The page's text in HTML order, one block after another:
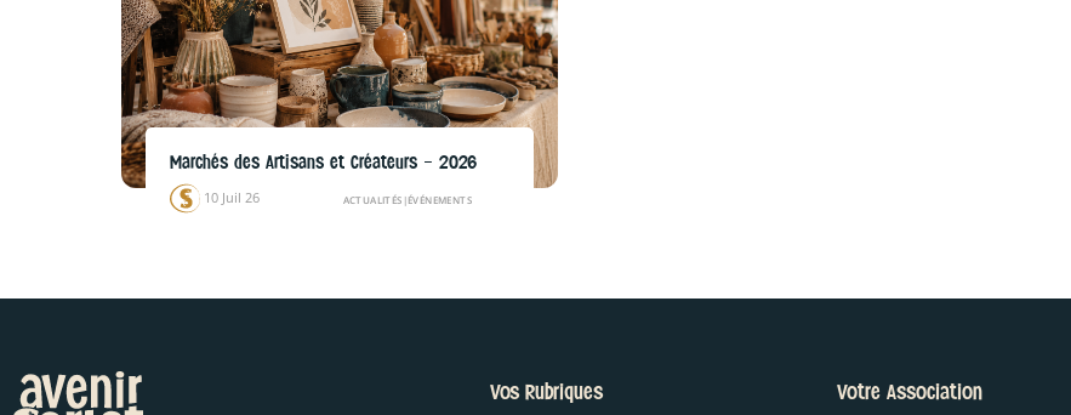
Marchés des Artisans et Créateurs – 2026
10 Juil 26 ACTUALITÉS |ÉVÉNEMENTS
Vos Rubriques Votre Association